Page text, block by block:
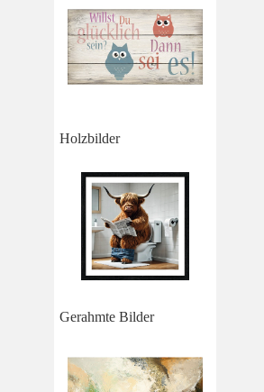
Holzbilder
Gerahmte Bilder